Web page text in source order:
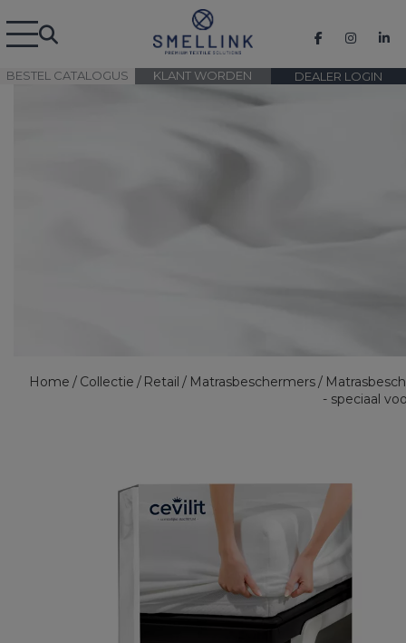
BESTEL CATALOGUS DEALER LOGIN
KLANT WORDEN
Home Collectie Retail Matrasbeschermers
- speciaal